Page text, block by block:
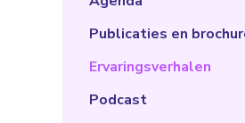
Publicaties en
Ervaringsverhalen
Podcast